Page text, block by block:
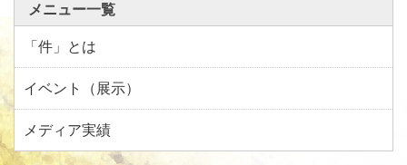
メニュー一覧
「件」とは
イベント（展示）
メディア実績